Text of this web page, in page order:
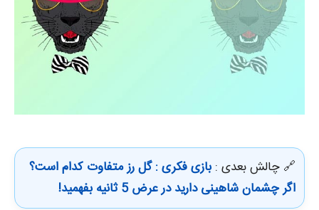
🔗 چالش بعدی : بازی فکری : گل رز متفاوت کدام است؟
اگر چشمان شاهینی دارید در عرض 5 ثانیه بفهمید!